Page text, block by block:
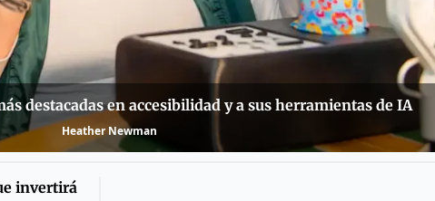
destacadas en accesibilidad y a sus herramientas de IA
Heather Newman
invertirá